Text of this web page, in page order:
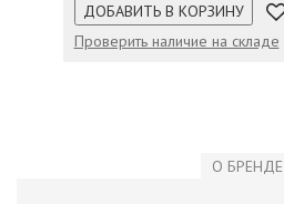
ДОБАВИТЬ В КОРЗИНУ
Проверить наличие на складе
О БРЕНДЕ